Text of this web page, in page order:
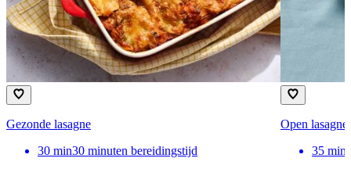
Gezonde lasagne
30 min30 minuten bereidingstijd
Open
35 min